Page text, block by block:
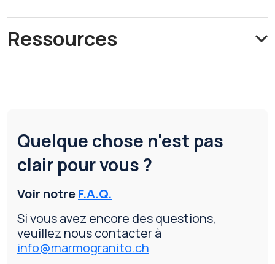
Ressources
Quelque chose n'est pas
clair pour vous ?
Voir notreF.A.Q.
Si vous avez encore des questions,
veuillez nous contacter à
info@marmogranito.ch